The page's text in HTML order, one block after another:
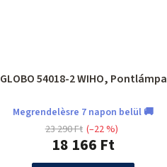
GLOBO 54018-2 WIHO, Pontlámpa
Megrendelèsre 7 napon belül 🚚
18 166 Ft
23 290 Ft (–22 %)